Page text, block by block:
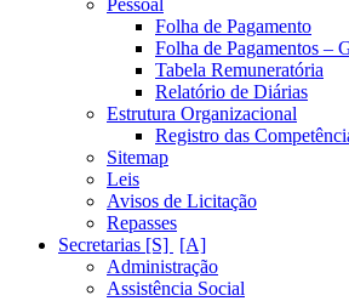
Pessoal
Folha de Pagamento
Folha de Pagamentos –
Tabela Remuneratória
Relatório de Diárias
Estrutura Organizacional
Registro das
Sitemap
Leis
Avisos de Licitação
Repasses
Secretarias [S]
Administração
Assistência Social